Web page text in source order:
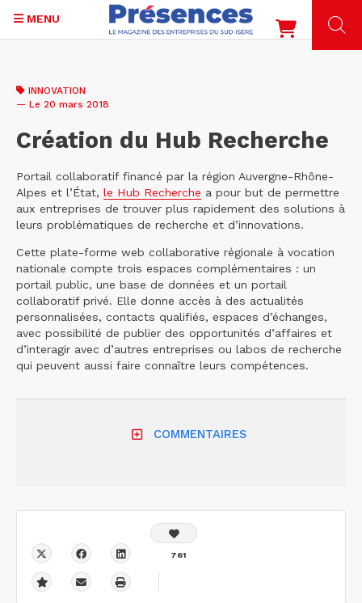
contenu
MENU
INNOVATION
— Le 20 mars 2018
Création du Hub Recherche
Portail collaboratif financé par la région Auvergne-Rhône-
Alpes et l’État, le Hub Recherche a pour but de permettre
aux entreprises de trouver plus rapidement des solutions à
leurs problématiques de recherche et d’innovations.
Cette plate-forme web collaborative régionale à vocation
nationale compte trois espaces complémentaires : un
portail public, une base de données et un portail
collaboratif privé. Elle donne accès à des actualités
personnalisées, contacts qualifiés, espaces d’échanges,
avec possibilité de publier des opportunités d’affaires et
d’interagir avec d’autres entreprises ou labos de recherche
qui peuvent aussi faire connaître leurs compétences.
COMMENTAIRES
761